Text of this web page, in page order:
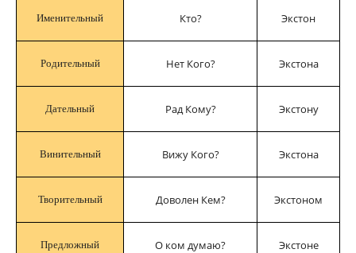
Именительный Кто? Экстон
Родительный Нет Кого? Экстона
Дательный Рад Кому? Экстону
Винительный Вижу Кого? Экстона
Творительный Доволен Кем? Экстоном
Предложный О ком думаю? Экстоне